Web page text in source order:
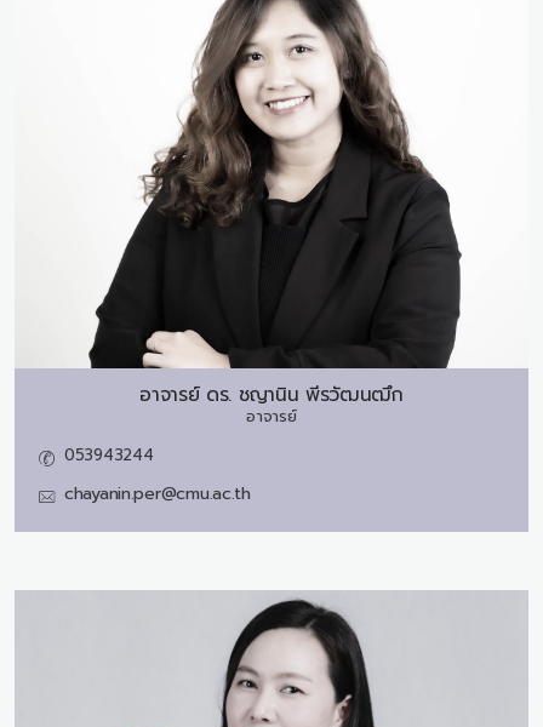
อาจารย์ ดร. ชญานิน พีรวัฒนฒึก
อาจารย์
053943244
chayanin.per@cmu.ac.th